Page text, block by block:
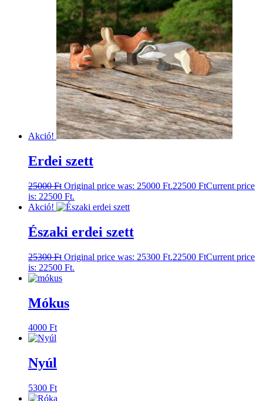
Akció!
Erdei szett
25000Ft Original price was: 25000 Ft.22500 FtCurrent price
is: 22500 Ft.
Akció!
Északi erdei szett
25300Ft Original price was: 25300 Ft.22500 FtCurrent price
is: 22500 Ft.
Mókus
4000 Ft
Nyúl
5300 Ft